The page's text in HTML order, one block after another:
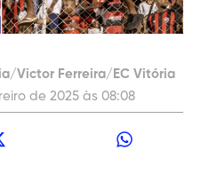
Victor Ferreira/EC Vitória
de 2025 às 08:08